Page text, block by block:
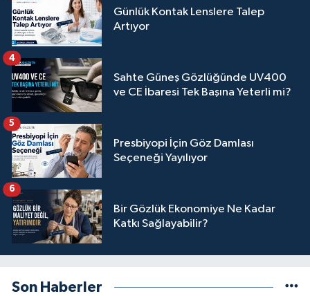
Günlük Kontak Lenslere Talep
Artıyor
Sahte Güneş Gözlüğünde UV400
ve CE İbaresi Tek Başına Yeterli mi?
4
Presbiyopi İçin Göz Damlası
Seçeneği Yayılıyor
5
Bir Gözlük Ekonomiye Ne Kadar
Katkı Sağlayabilir?
6
Son Haberler